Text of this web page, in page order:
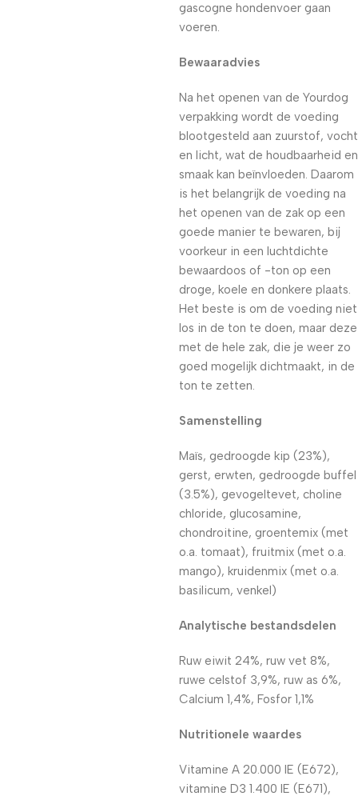
gascogne hondenvoer gaan
voeren.
Bewaaradvies
Na het openen van de Yourdog
verpakking wordt de voeding
blootgesteld aan zuurstof, vocht
en licht, wat de houdbaarheid en
smaak kan beïnvloeden. Daarom
is het belangrijk de voeding na
het openen van de zak op een
goede manier te bewaren, bij
voorkeur in een luchtdichte
bewaardoos of -ton op een
droge, koele en donkere plaats.
Het beste is om de voeding niet
los in de ton te doen, maar deze
met de hele zak, die je weer zo
goed mogelijk dichtmaakt, in de
ton te zetten.
Samenstelling
Maïs, gedroogde kip (23%),
gerst, erwten, gedroogde buffel
(3.5%), gevogeltevet, choline
chloride, glucosamine,
chondroitine, groentemix (met
o.a. tomaat), fruitmix (met o.a.
mango), kruidenmix (met o.a.
basilicum, venkel)
Analytische bestandsdelen
Ruw eiwit 24%, ruw vet 8%,
ruwe celstof 3,9%, ruw as 6%,
Calcium 1,4%, Fosfor 1,1%
Nutritionele waardes
Vitamine A 20.000 IE (E672),
vitamine D3 1.400 IE (E671),